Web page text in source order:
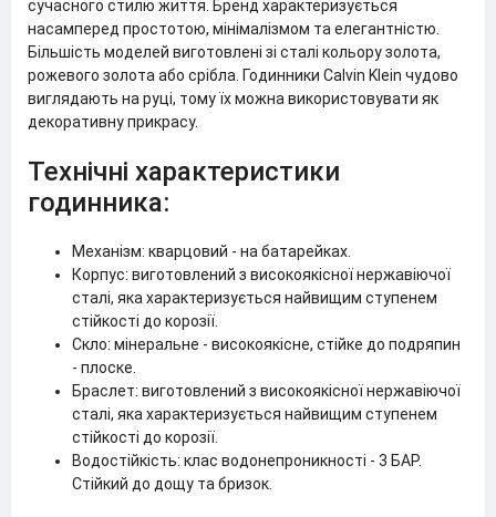
сучасного стилю життя. Бренд характеризується
насамперед простотою, мінімалізмом та елегантністю.
Більшість моделей виготовлені зі сталі кольору золота,
рожевого золота або срібла. Годинники Calvin Klein чудово
виглядають на руці, тому їх можна використовувати як
декоративну прикрасу.
Технічні характеристики
годинника:
Механізм: кварцовий - на батарейках.
Корпус: виготовлений з високоякісної нержавіючої
сталі, яка характеризується найвищим ступенем
стійкості до корозії.
Скло: мінеральне - високоякісне, стійке до подряпин
- плоске.
Браслет: виготовлений з високоякісної нержавіючої
сталі, яка характеризується найвищим ступенем
стійкості до корозії.
Водостійкість: клас водонепроникності - 3 БАР.
Стійкий до дощу та бризок.